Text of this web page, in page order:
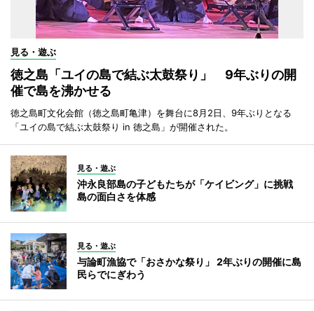
見る・遊ぶ
徳之島「ユイの島で結ぶ太鼓祭り」 9年ぶりの開
催で島を沸かせる
徳之島町文化会館（徳之島町亀津）を舞台に8月2日、9年ぶりとなる
「ユイの島で結ぶ太鼓祭り in 徳之島」が開催された。
見る・遊ぶ
沖永良部島の子どもたちが「ケイビング」に挑戦
島の面白さを体感
見る・遊ぶ
与論町漁協で「おさかな祭り」 2年ぶりの開催に島
民らでにぎわう